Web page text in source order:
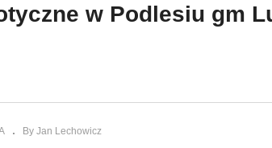
w Podlesiu gm
By Jan Lechowicz